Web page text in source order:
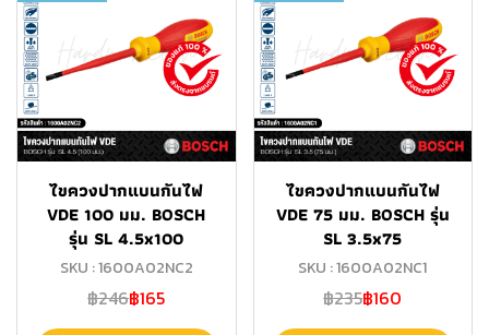
ไขควงปากแบนกันไฟ
VDE 100 มม. BOSCH
รุ่น SL 4.5x100
SKU : 1600A02NC2
฿246฿165
ไขควงปากแบนกันไฟ
VDE 75 มม. BOSCH รุ่น
SL 3.5x75
SKU : 1600A02NC1
฿235฿160